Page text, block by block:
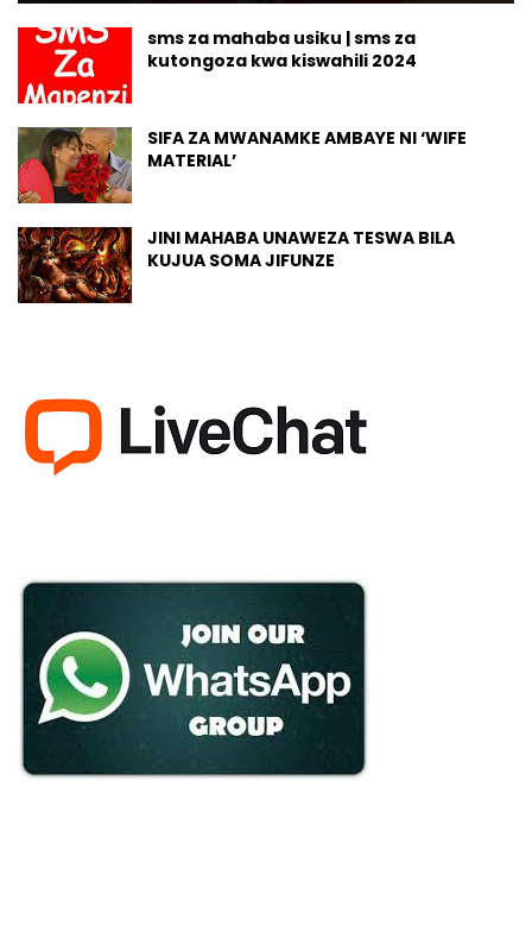
sms za mahaba usiku | sms za
kutongoza kwa kiswahili 2024
SIFA ZA MWANAMKE AMBAYE NI ‘WIFE
MATERIAL’
JINI MAHABA UNAWEZA TESWA BILA
KUJUA SOMA JIFUNZE